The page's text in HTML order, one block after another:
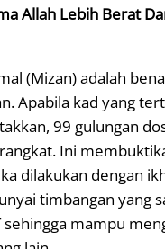
Allah Lebih Berat
(Mizan) adalah
Apabila kad yang
99 gulungan
Ini
dilakukan dengan
timbangan yang
sehingga mampu